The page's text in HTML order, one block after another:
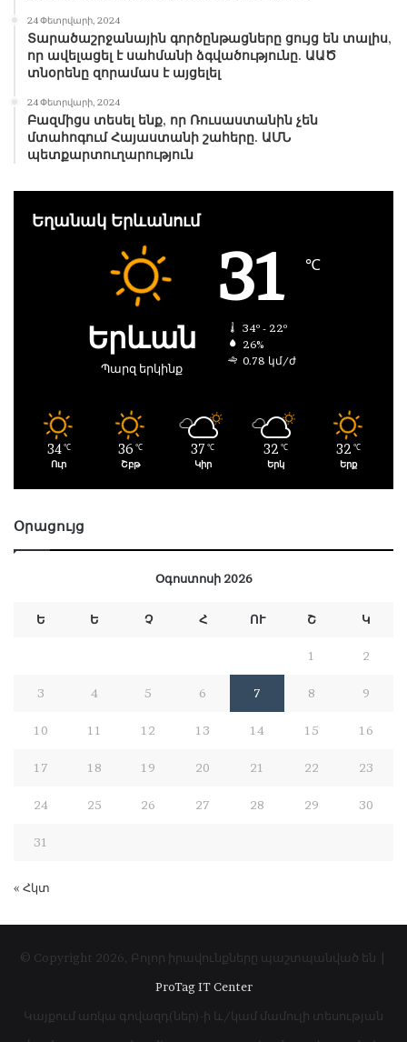
24 Փետրվարի, 2024
Տարածաշրջանային գործընթացները ցույց են տալիս,
որ ավելացել է սահմանի ձգվածությունը. ԱԱԾ
տնօրենը զորամաս է այցելել
24 Փետրվարի, 2024
Բազմիցս տեսել ենք, որ Ռուսաստանին չեն
մտահոգում Հայաստանի շահերը. ԱՄՆ
պետքարտուղարություն
Եղանակ Երևանում
Երևան
Պարզ երկինք
31 ℃
34º - 22º
26%
0.78 կմ/ժ
34 ℃
Ուր
36 ℃
Շբթ
37 ℃
Կիր
32 ℃
Երկ
32 ℃
Երք
Օրացույց
Օգոստոսի 2026
Ե Ե Չ Հ ՈՒ Շ Կ
1 2
3 4 5 6 7 8 9
10 11 12 13 14 15 16
17 18 19 20 21 22 23
24 25 26 27 28 29 30
31
« Հկտ
© Copyright 2026, Բոլոր իրավունքները պաշտպանված են |
ProTag IT Center
Կայքում առկա գովազդ(ներ)-ի և/կամ մամուլի տեսության